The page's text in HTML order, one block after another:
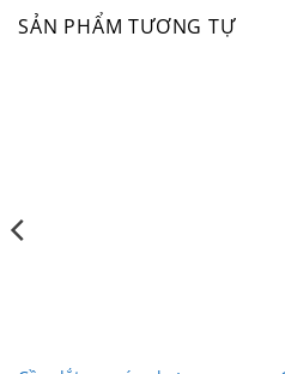
SẢN PHẨM TƯƠNG TỰ